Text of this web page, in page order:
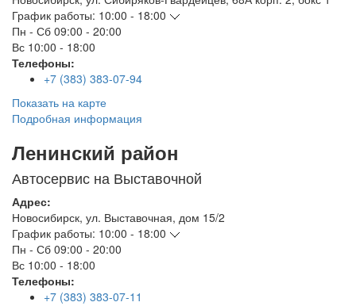
График работы: 10:00 - 18:00
Пн - Сб 09:00 - 20:00
Вс 10:00 - 18:00
Телефоны:
+7 (383) 383-07-94
Показать на карте
Подробная информация
Ленинский район
Автосервис на Выставочной
Адрес:
Новосибирск, ул. Выставочная, дом 15/2
График работы: 10:00 - 18:00
Пн - Сб 09:00 - 20:00
Вс 10:00 - 18:00
Телефоны:
+7 (383) 383-07-11